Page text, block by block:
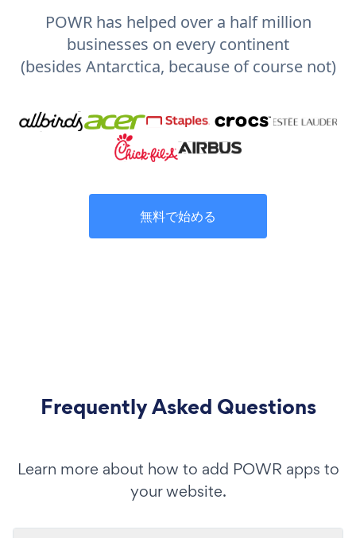
POWR has helped over a half million
businesses on every continent
(besides Antarctica, because of course not)
無料で始める
Frequently Asked Questions
Learn more about how to add POWR apps to
your website.